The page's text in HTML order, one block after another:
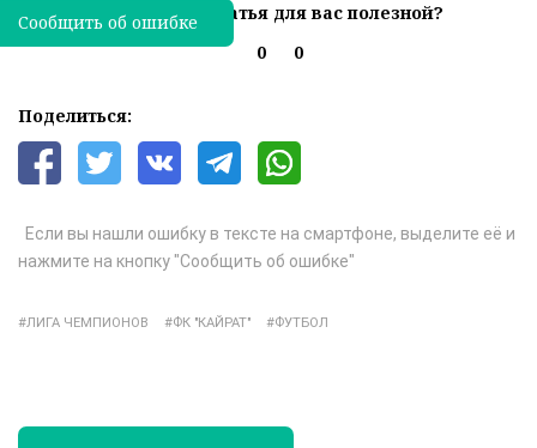
Была ли эта статья для вас полезной?
0
0
Поделиться:
Если вы нашли ошибку в тексте на смартфоне, выделите её и
нажмите на кнопку "Сообщить об ошибке"
ЛИГА ЧЕМПИОНОВ ФК "КАЙРАТ" ФУТБОЛ
Сообщить об ошибке